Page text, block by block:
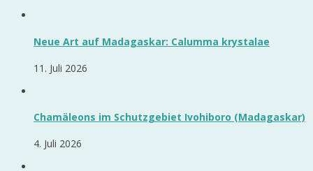
Neue Art auf Madagaskar: Calumma krystalae
11. Juli 2026
Chamäleons im Schutzgebiet Ivohiboro (Madagaskar)
4. Juli 2026